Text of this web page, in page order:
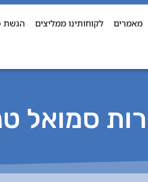
מאמרים לקוחותינו ממליצים הגשת
סמואל